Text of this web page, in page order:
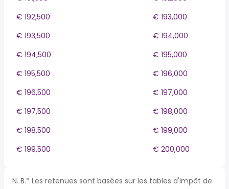
€ 192,500
€ 193,000
€ 193,500
€ 194,000
€ 194,500
€ 195,000
€ 195,500
€ 196,000
€ 196,500
€ 197,000
€ 197,500
€ 198,000
€ 198,500
€ 199,000
€ 199,500
€ 200,000
N. B.* Les retenues sont basées sur les tables d'impôt de